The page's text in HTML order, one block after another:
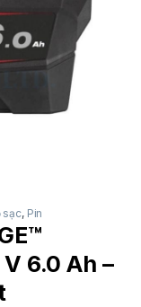
sạc, Pin
6.0 Ah –